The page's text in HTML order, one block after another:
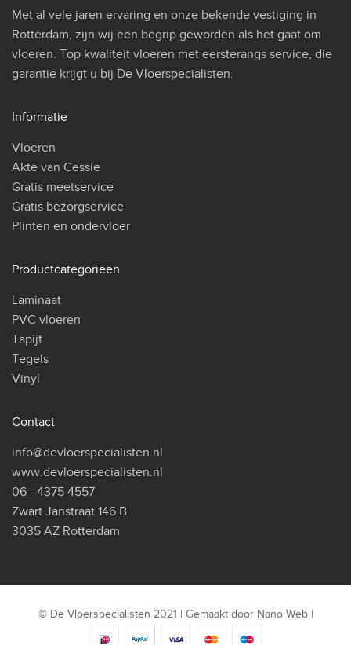
Met al vele jaren ervaring en onze bekende vestiging in
Rotterdam, zijn wij een begrip geworden als het gaat om
vloeren. Top kwaliteit vloeren met eersterangs service, die
garantie krijgt u bij De Vloerspecialisten.
Informatie
Vloeren
Akte van Cessie
Gratis meetservice
Gratis bezorgservice
Plinten en ondervloer
Productcategorieën
Laminaat
PVC vloeren
Tapijt
Tegels
Vinyl
Contact
info@devloerspecialisten.nl
www.devloerspecialisten.nl
06 - 4375 4557
Zwart Janstraat 146 B
3035 AZ Rotterdam
© De Vloerspecialisten 2021 | Gemaakt door Nano Web|